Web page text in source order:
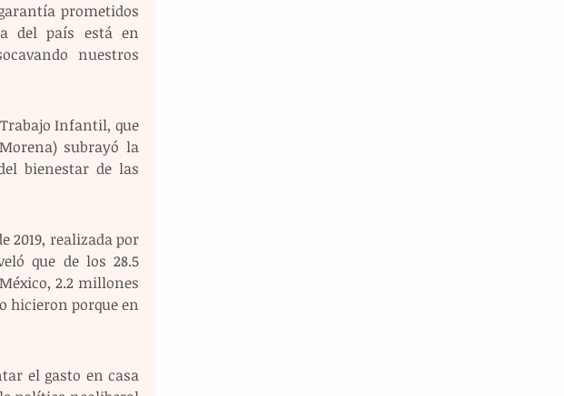
prometidos
del país está en
nuestros
Infantil, que
subrayó la
bienestar de las
2019, realizada por
que de los 28.5
2.2 millones
hicieron porque en
el gasto en casa